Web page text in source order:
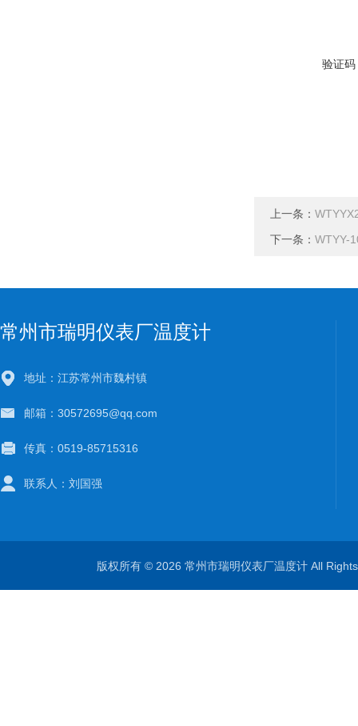
验证码
上一条：
下一条： WTYY-
常州市瑞明仪表厂温度计
地址：江苏常州市魏村镇
邮箱：30572695@qq.com
传真：0519-85715316
联系人：刘国强
版权所有 © 2026 常州市瑞明仪表厂温度计 All